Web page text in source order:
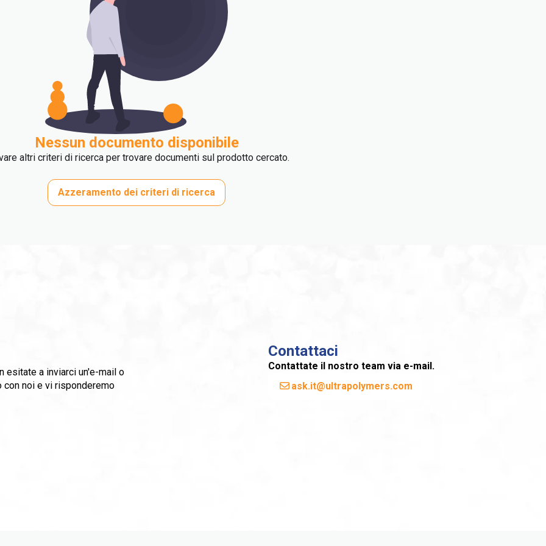
Nessun documento disponibile
altri criteri di ricerca per trovare documenti sul prodotto cercato.
Azzeramento dei criteri di ricerca
esitate a inviarci un'e-mail o
noi e vi risponderemo
Contattaci
Contattate il nostro team via e-mail.
ask.it@ultrapolymers.com